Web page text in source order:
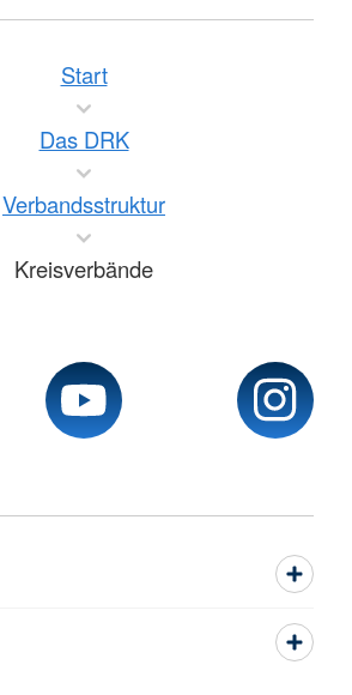
Start
Das DRK
Verbandsstruktur
Kreisverbände